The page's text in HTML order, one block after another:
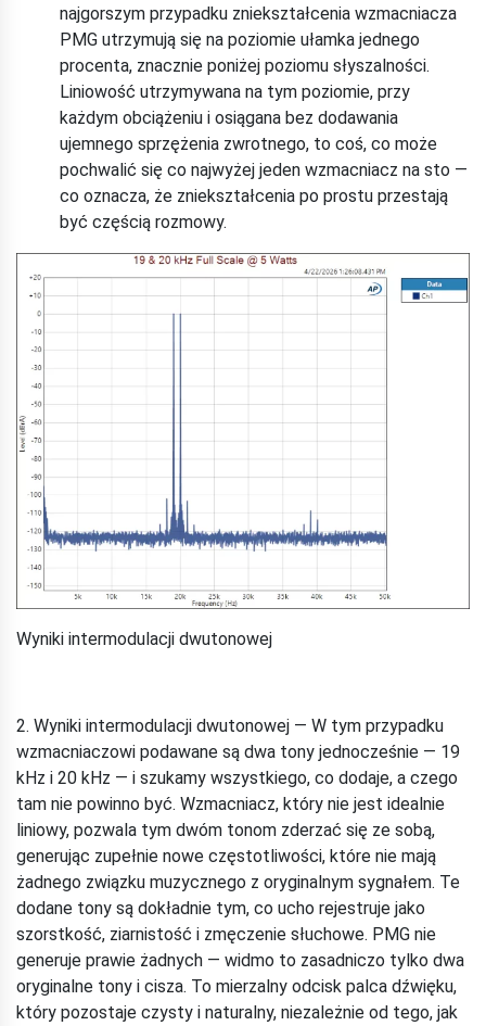
najgorszym przypadku zniekształcenia wzmacniacza
PMG utrzymują się na poziomie ułamka jednego
procenta, znacznie poniżej poziomu słyszalności.
Liniowość utrzymywana na tym poziomie, przy
każdym obciążeniu i osiągana bez dodawania
ujemnego sprzężenia zwrotnego, to coś, co może
pochwalić się co najwyżej jeden wzmacniacz na sto —
co oznacza, że ​​zniekształcenia po prostu przestają
być częścią rozmowy.
Wyniki intermodulacji dwutonowej
2. Wyniki intermodulacji dwutonowej — W tym przypadku
wzmacniaczowi podawane są dwa tony jednocześnie — 19
kHz i 20 kHz — i szukamy wszystkiego, co dodaje, a czego
tam nie powinno być. Wzmacniacz, który nie jest idealnie
liniowy, pozwala tym dwóm tonom zderzać się ze sobą,
generując zupełnie nowe częstotliwości, które nie mają
żadnego związku muzycznego z oryginalnym sygnałem. Te
dodane tony są dokładnie tym, co ucho rejestruje jako
szorstkość, ziarnistość i zmęczenie słuchowe. PMG nie
generuje prawie żadnych — widmo to zasadniczo tylko dwa
oryginalne tony i cisza. To mierzalny odcisk palca dźwięku,
który pozostaje czysty i naturalny, niezależnie od tego, jak